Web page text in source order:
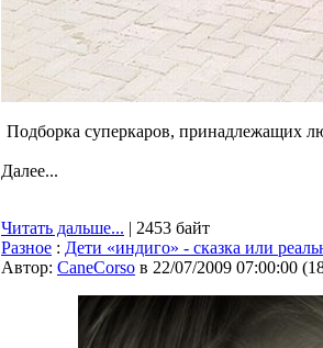
Подборка суперкаров, принадлежащих
Далее...
Читать дальше... | 2453 байт
Разное : Дети «индиго» - сказка или
Автор: CaneCorso в 22/07/2009 07:00:00 (